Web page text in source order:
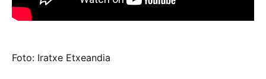
Foto: Iratxe Etxeandia